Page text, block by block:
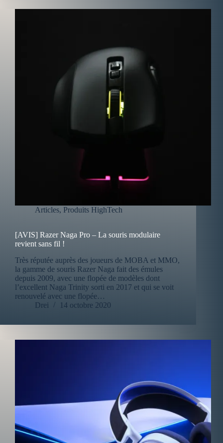
Articles, Produits HighTech
[AVIS] Razer Naga Pro – La souris modulaire
revient sans fil !
Très réputée auprès des joueurs de MOBA et MMO,
la gamme de souris Razer Naga fait des émules
depuis 2009, avec une flopée de modèles dont
l’excellent Naga Trinity sorti en 2017 et qui se voit
renouvelé avec une flopée…
Drei
14 octobre 2020